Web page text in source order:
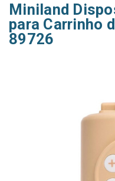
Miniland
para Carrinho
89726